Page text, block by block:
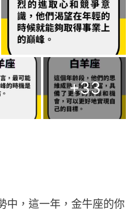
+33
中，這一年，金牛座的你